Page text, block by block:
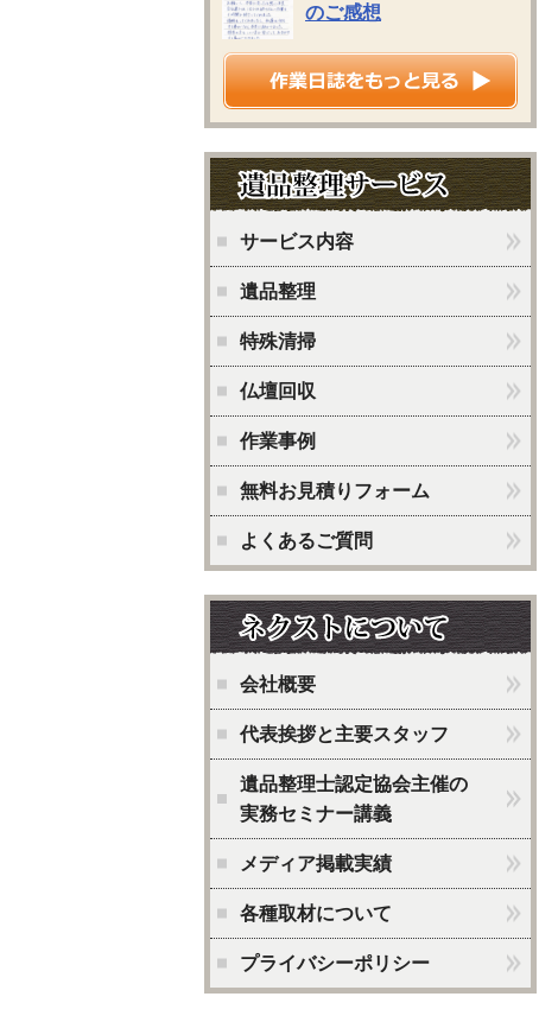
のご感想
サービス内容
遺品整理
特殊清掃
仏壇回収
作業事例
無料お見積りフォーム
よくあるご質問
会社概要
代表挨拶と主要スタッフ
遺品整理士認定協会主催の
実務セミナー講義
メディア掲載実績
各種取材について
プライバシーポリシー